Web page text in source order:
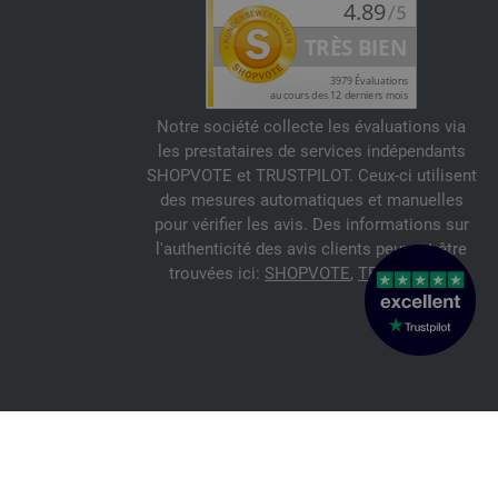
Notre société collecte les évaluations via
les prestataires de services indépendants
SHOPVOTE et TRUSTPILOT. Ceux-ci utilisent
des mesures automatiques et manuelles
pour vérifier les avis. Des informations sur
l'authenticité des avis clients peuvent être
trouvées ici: SHOPVOTE, TRUSTPILOT